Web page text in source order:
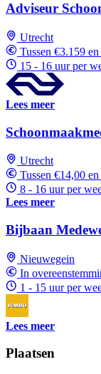
Adviseur
Utrecht
Tussen €3.159
15 - 16 uur per
Lees meer
Utrecht
Tussen €14,00
8 - 16 uur per
Lees meer
Bijbaan
Nieuwegein
In
1 - 15 uur per
Lees meer
Plaatsen